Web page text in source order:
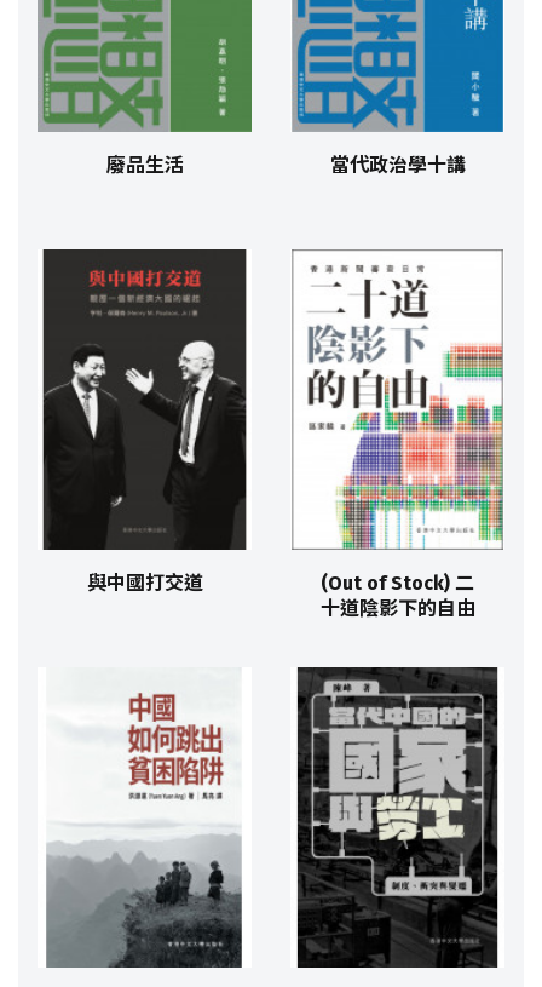
廢品生活 當代政治學十講
與中國打交道
(Out of Stock) 二
十道陰影下的自由